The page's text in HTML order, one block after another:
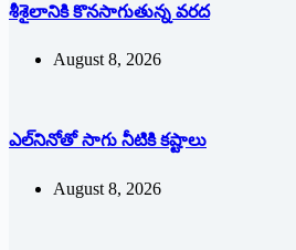
శీశైలానికి కొనసాగుతున్న వరద
August 8, 2026
ఎల్‌నినోతో సాగు నీటికి కష్టాలు
August 8, 2026